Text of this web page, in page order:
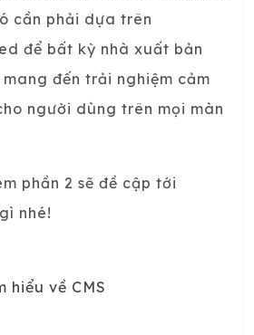
cần phải dựa trên
để bất kỳ nhà xuất bản
đến trải nghiệm cảm
người dùng trên mọi màn
phần 2 sẽ đề cập tới
nhé!
hiểu về CMS